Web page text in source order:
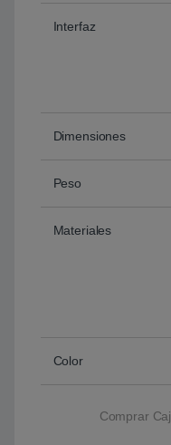
Interfaz
Dimensiones
Peso
Materiales
Color
Comprar